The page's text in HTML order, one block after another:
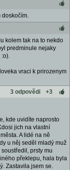
doskočím.
kolem tak na to nekdo
predminule nejaky
:o).
vraci k prirozenym
3 odpovědi
+3
kde uvidíte naprosto
jich na vlastní
A lidé na ně
u něj seděl mladý muž
prsty mu
překlepu, hala byla
Zastavila jsem se.